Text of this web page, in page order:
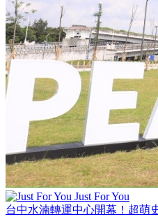
Just For You
台中水湳轉運中心開幕！超萌